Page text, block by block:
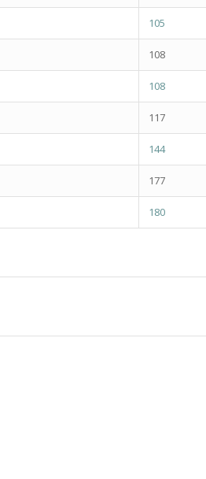
105
108
108
117
144
177
180